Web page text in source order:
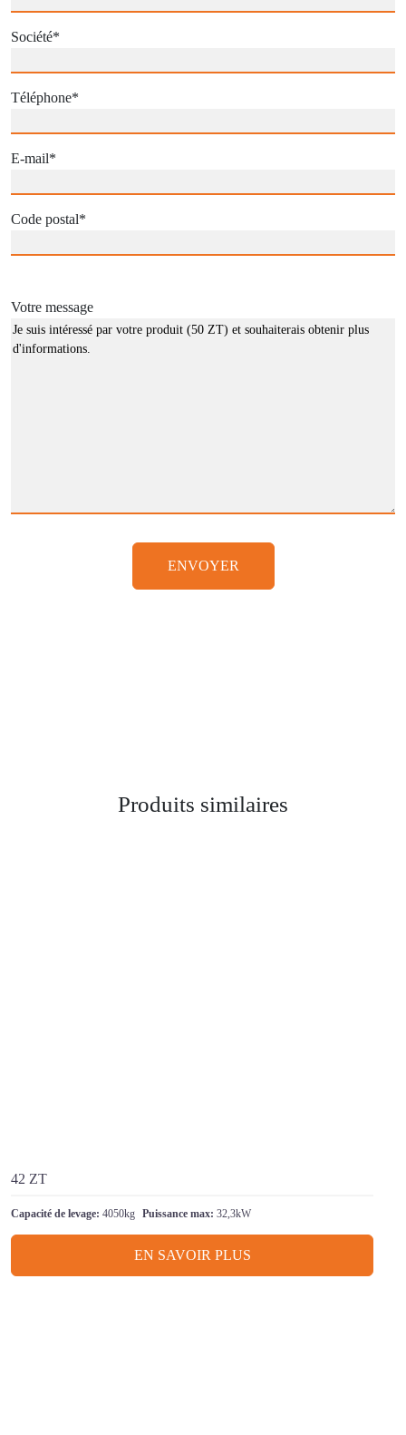
Société*
Téléphone*
E-mail*
Code postal*
Votre message
ENVOYER
Produits similaires
42 ZT
Capacité de levage: 4050kg Puissance max: 32,3kW
EN SAVOIR PLUS